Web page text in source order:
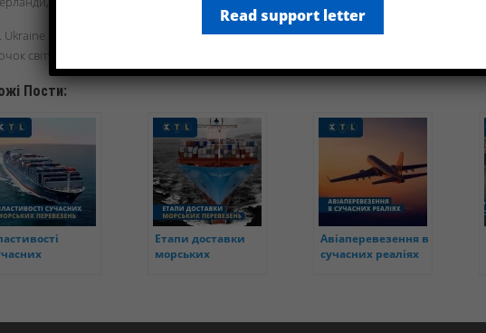
Ukraine навіть попри воєнний стан продовжує працювати та якнайшвидше
світу! Тому обирайте лише надійні та досвідчені логістичні компанії!
Пости:
Етапи доставки
морських
Авіаперевезення в
сучасних реаліях
Read support letter